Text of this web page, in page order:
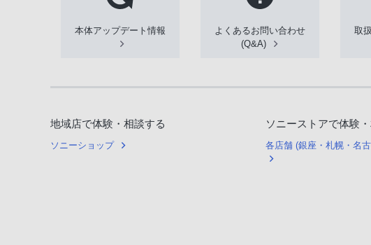
本体アップデート情報
よくあるお問い合わせ
(Q&A)
取
地域店で体験・相談する
ソニーショップ
ソニーストアで体験
各店舗 (銀座・札幌・名